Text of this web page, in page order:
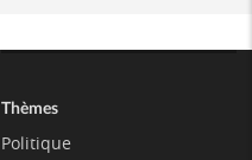
Thèmes
Politique